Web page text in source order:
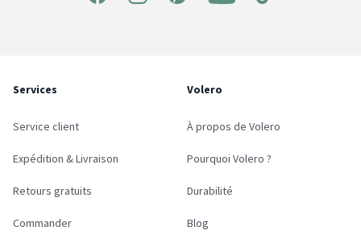
Services
Service client
Expédition & Livraison
Retours gratuits
Commander
Volero
À propos de Volero
Pourquoi Volero ?
Durabilité
Blog